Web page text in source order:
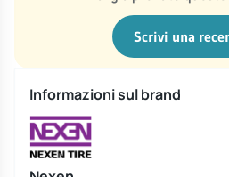
Scrivi una
Informazioni sul brand